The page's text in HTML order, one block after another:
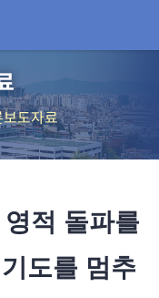
보도자료
적 돌파를
도를 멈추